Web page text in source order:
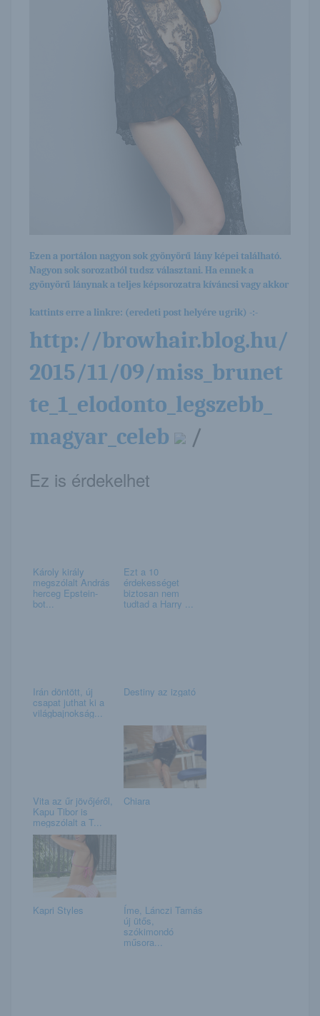
Ezen a portálon nagyon sok gyönyörű lány képei található.
Nagyon sok sorozatból tudsz választani. Ha ennek a
gyönyörű lánynak a teljes képsorozatra kíváncsi vagy akkor
kattints erre a linkre: (eredeti post helyére ugrik) -:-
http://browhair.blog.hu/
2015/11/09/miss_brunet
te_1_elodonto_legszebb_
magyar_celeb
/
Ez is érdekelhet
Károly király
megszólalt András
herceg Epstein-
bot...
Ezt a 10
érdekességet
biztosan nem
tudtad a Harry ...
Irán döntött, új
csapat juthat ki a
világbajnokság...
Destiny az izgató
Vita az űr jövőjéről,
Kapu Tibor is
megszólalt a T...
Chiara
Kapri Styles Íme, Lánczi Tamás
új ütős,
szókimondó
műsora...